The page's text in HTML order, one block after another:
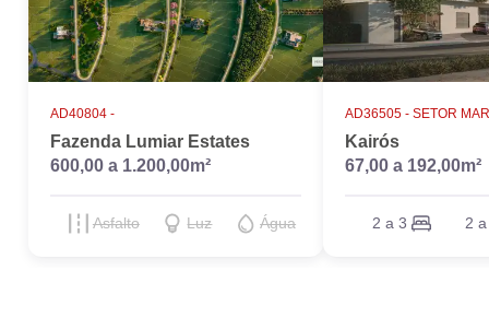
AD40804 -
Fazenda Lumiar Estates
600,00 a 1.200,00m²
Asfalto Luz Água
AD36505 - SETOR
Kairós
67,00 a 192,00m²
2 a 3 2